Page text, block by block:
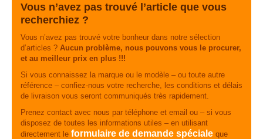
Vous n’avez pas trouvé l’article que vous
recherchiez ?
Vous n’avez pas trouvé votre bonheur dans notre sélection
d’articles ? Aucun problème, nous pouvons vous le procurer,
et au meilleur prix en plus !!!
Si vous connaissez la marque ou le modèle – ou toute autre
référence – confiez-nous votre recherche, les conditions et délais
de livraison vous seront communiqués très rapidement.
Prenez contact avec nous par téléphone et email ou – si vous
disposez de toutes les informations utiles – en utilisant
directement le formulaire de demande spéciale que